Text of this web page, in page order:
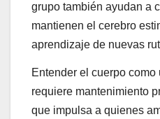
grupo también ayudan a
mantienen el cerebro
aprendizaje de nuevas
Entender el cuerpo
requiere mantenimiento
que impulsa a quienes